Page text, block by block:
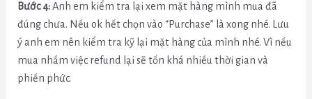
Bước 4:Anh em kiểm tra lại xem mặt hàng mình mua đã
đúng chưa. Nếu ok hết chọn vào “Purchase” là xong nhé. Lưu
ý anh em nên kiểm tra kỹ lại mặt hàng của mình nhé. Vì nếu
mua nhầm việc refund lại sẽ tốn khá nhiều thời gian và
phiền phức.